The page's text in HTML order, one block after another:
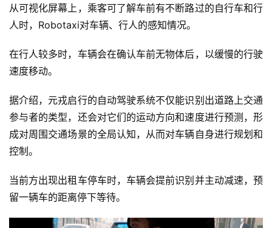
首
业
从可视化屏幕上，乘客可了解车前有不断路过的自行车和行
人时，Robotaxi对车辆、行人的感知情况。
在行人较多时，车辆会在确认车前无物体后，以缓慢的行驶
速度移动。
据介绍，元戎启行的自动驾驶系统不仅能识别出道路上交通
参与者的类型，还会对它们的运动方向和速度进行预测，形
成对周围交通场景的全局认知，从而对车辆自身进行规划和
控制。
当前方出现出租车停车时，车辆会提前识别并主动减速，预
留一辆车的距离停下等待。